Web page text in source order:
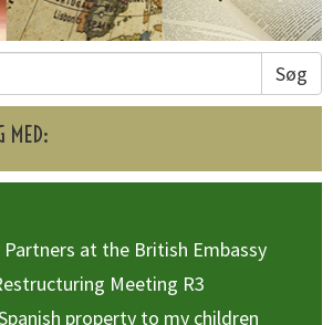
Søg
MED:
Partners at the British Embassy
Meeting R3
property to my children